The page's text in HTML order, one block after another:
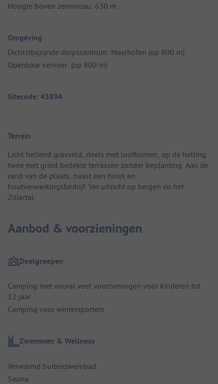
Hoogte boven zeeniveau: 630 m
Omgeving
Dichtstbijzijnde dorpscentrum: Mayrhofen (op 800 m)
Openbaar vervoer: (op 800 m)
Sitecode: 43894
Terrein
Licht hellend grasveld, deels met loofbomen, op de helling
twee met grind bedekte terrassen zonder beplanting. Aan de
rand van de plaats, naast een hotel en
houtverwerkingsbedrijf. Ver uitzicht op bergen en het
Zillertal.
Aanbod & voorzieningen
Doelgroepen
Camping met vooral veel voorzieningen voor kinderen tot
12 jaar
Camping voor wintersporters
Zwemmen & Wellness
Verwarmd buitenzwembad
Sauna